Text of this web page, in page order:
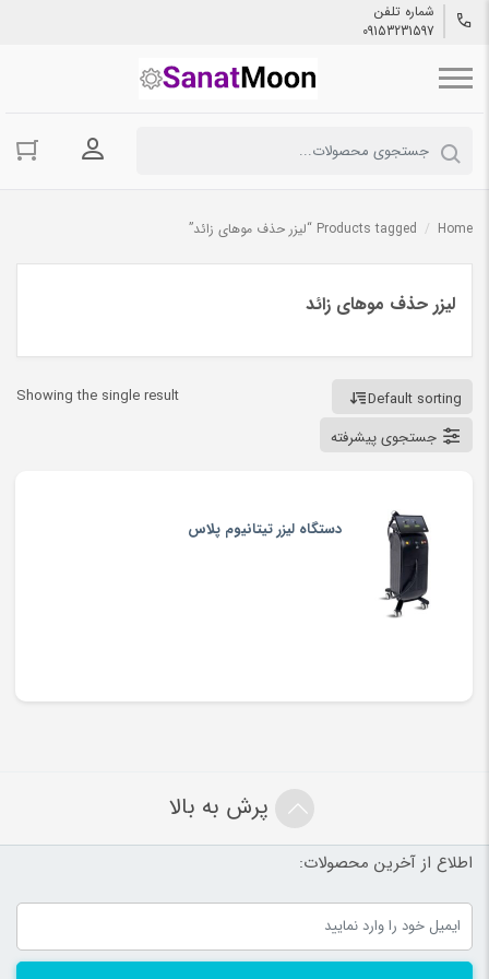
شماره تلفن
09153231597
ورود به
Home
/ Products tagged “لیزر حذف موهای زائد”
لیزر حذف موهای زائد
Showing the single result
Default sorting
جستجوی پیشرفته
دستگاه لیزر تیتانیوم پلاس
پرش به بالا
اطلاع از آخرین محصولات: